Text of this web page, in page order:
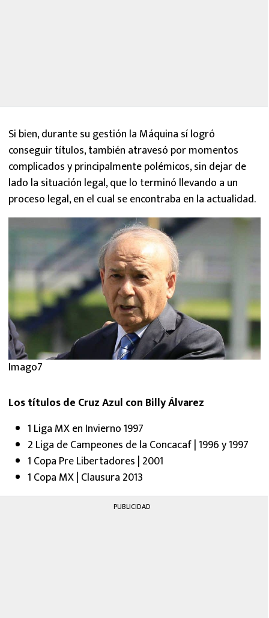
Si bien, durante su gestión la Máquina sí logró
conseguir títulos, también atravesó por momentos
complicados y principalmente polémicos, sin dejar de
lado la situación legal, que lo terminó llevando a un
proceso legal, en el cual se encontraba en la actualidad.
Imago7
Los títulos de Cruz Azul con Billy Álvarez
1 Liga MX en Invierno 1997
2 Liga de Campeones de la Concacaf | 1996 y 1997
1 Copa Pre Libertadores | 2001
1 Copa MX | Clausura 2013
PUBLICIDAD